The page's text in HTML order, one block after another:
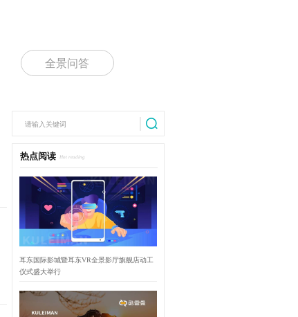
全景问答
热点阅读 Hot reading
耳东国际影城暨耳东VR全景影厅旗舰店动工
仪式盛大举行